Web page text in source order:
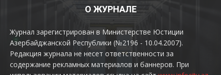
О ЖУРНАЛЕ
Журнал зарегистрирован в Министерстве Юстиции
Азербайджанской Республики (№2196 - 10.04.2007).
Редакция журнала не несет ответственности за
содержание рекламных материалов и баннеров. При